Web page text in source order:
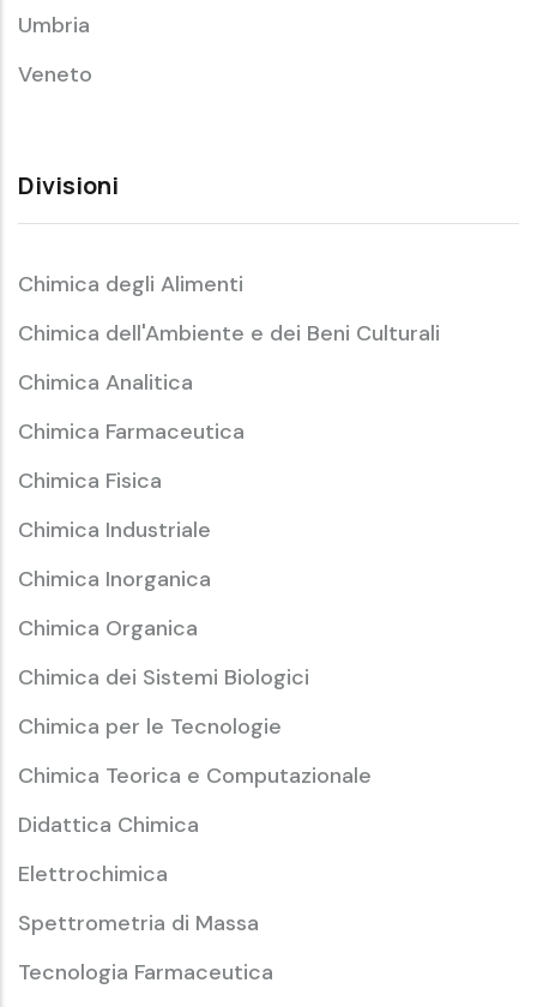
Umbria
Veneto
Divisioni
Chimica degli Alimenti
Chimica dell'Ambiente e dei Beni Culturali
Chimica Analitica
Chimica Farmaceutica
Chimica Fisica
Chimica Industriale
Chimica Inorganica
Chimica Organica
Chimica dei Sistemi Biologici
Chimica per le Tecnologie
Chimica Teorica e Computazionale
Didattica Chimica
Elettrochimica
Spettrometria di Massa
Tecnologia Farmaceutica